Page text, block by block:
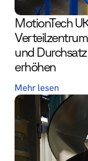
MotionTech
und
erhöhen
Mehr lesen